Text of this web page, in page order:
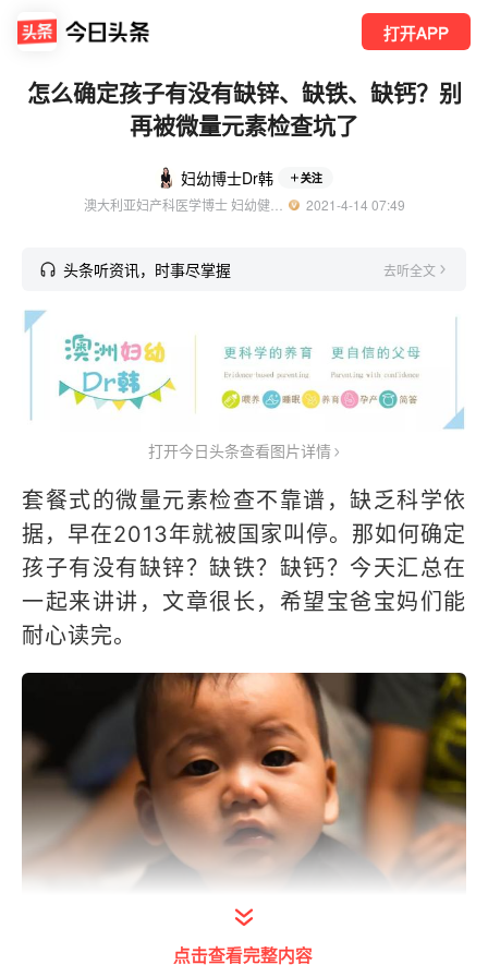
打开APP
怎么确定孩子有没有缺锌、缺铁、缺钙？别
再被微量元素检查坑了
妇幼博士Dr韩 关注
澳大利亚妇产科医学博士 妇幼健康博士后
  2021-4-14 07:49
头条听资讯，时事尽掌握 去听全文
打开今日头条查看图片详情
套餐式的微量元素检查不靠谱，缺乏科学依
据，早在2013年就被国家叫停。那如何确定
孩子有没有缺锌？缺铁？缺钙？今天汇总在
一起来讲讲，文章很长，希望宝爸宝妈们能
耐心读完。
（图片来源：unsplash）
点击查看完整内容